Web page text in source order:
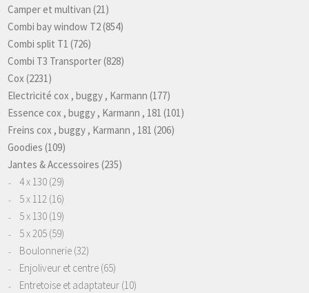
Camper et multivan (21)
Combi bay window T2(854)
Combi split T1 (726)
Combi T3 Transporter(828)
Cox(2231)
Electricité cox , buggy , Karmann (177)
Essence cox , buggy , Karmann , 181 (101)
Freins cox , buggy , Karmann , 181 (206)
Goodies (109)
Jantes & Accessoires (235)
4 x 130 (29)
5 x 112 (16)
5 x 130 (19)
5 x 205 (59)
Boulonnerie (32)
Enjoliveur et centre (65)
Entretoise et adaptateur (10)